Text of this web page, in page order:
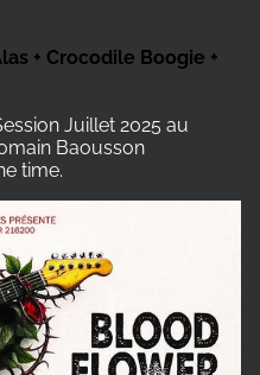
+ Crocodile Boogie +
Juillet 2025 au
Baousson
time.